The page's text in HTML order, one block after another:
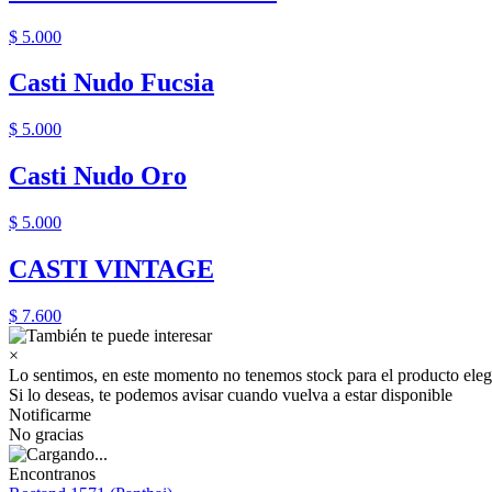
$ 5.000
Casti Nudo Fucsia
$ 5.000
Casti Nudo Oro
$ 5.000
CASTI VINTAGE
$ 7.600
×
Lo sentimos, en este momento no tenemos stock para el producto
Si lo deseas, te podemos avisar cuando vuelva a estar disponible
Notificarme
No gracias
Encontranos